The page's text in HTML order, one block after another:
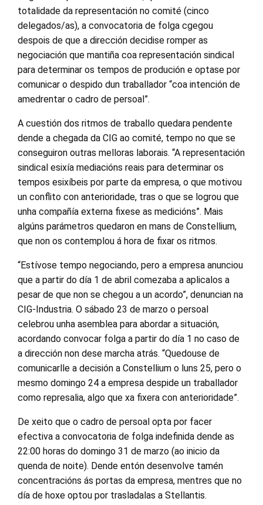
totalidade da representación no comité (cinco
delegados/as), a convocatoria de folga cgegou
despois de que a dirección decidise romper as
negociación que mantiña coa representación sindical
para determinar os tempos de produción e optase por
comunicar o despido dun traballador “coa intención de
amedrentar o cadro de persoal”.
A cuestión dos ritmos de traballo quedara pendente
dende a chegada da CIG ao comité, tempo no que se
conseguiron outras melloras laborais. “A representación
sindical esixía mediacións reais para determinar os
tempos esixíbeis por parte da empresa, o que motivou
un conflito con anterioridade, tras o que se logrou que
unha compañía externa fixese as medicións”. Mais
algúns parámetros quedaron en mans de Constellium,
que non os contemplou á hora de fixar os ritmos.
“Estívose tempo negociando, pero a empresa anunciou
que a partir do día 1 de abril comezaba a aplicalos a
pesar de que non se chegou a un acordo”, denuncian na
CIG-Industria. O sábado 23 de marzo o persoal
celebrou unha asemblea para abordar a situación,
acordando convocar folga a partir do día 1 no caso de
a dirección non dese marcha atrás. “Quedouse de
comunicarlle a decisión a Constellium o luns 25, pero o
mesmo domingo 24 a empresa despide un traballador
como represalia, algo que xa fixera con anterioridade”.
De xeito que o cadro de persoal opta por facer
efectiva a convocatoria de folga indefinida dende as
22:00 horas do domingo 31 de marzo (ao inicio da
quenda de noite). Dende entón desenvolve tamén
concentracións ás portas da empresa, mentres que no
día de hoxe optou por trasladalas a Stellantis.